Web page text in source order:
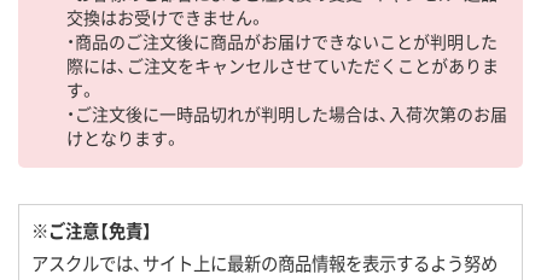
交換はお受けできません。
・商品のご注文後に商品がお届けできないことが判明した
際には、ご注文をキャンセルさせていただくことがありま
す。
・ご注文後に一時品切れが判明した場合は、入荷次第のお届
けとなります。
※ご注意【免責】
アスクルでは、サイト上に最新の商品情報を表示するよう努め